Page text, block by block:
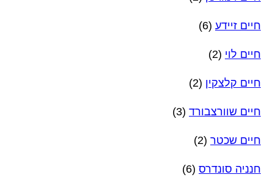
חיים זיידע (6)
חיים לוי (2)
חיים קלצקין (2)
חיים שוורצבורד (3)
חיים שכטר (2)
חנניה סונדרס (6)